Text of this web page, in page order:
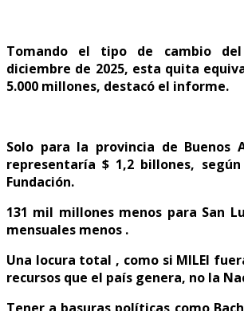
Tomando el tipo de cambio del
diciembre de 2025, esta quita
5.000 millones, destacó el informe.
Solo para la provincia de Buenos
representaría $ 1,2 billones,
Fundación.
131 mil millones menos para San
mensuales menos .
Una locura total , como si MILEI
recursos que el país genera, no la